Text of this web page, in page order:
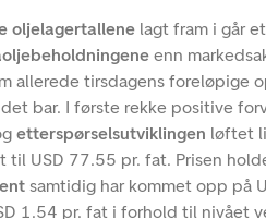
oljelagertallene lagt fram i går
enn
allerede tirsdagens foreløpige
bar. I første rekke positive
etterspørselsutviklingen løftet
til USD 77.55 pr. fat. Prisen
samtidig har kommet opp på
1.54 pr. fat i forhold til nivået